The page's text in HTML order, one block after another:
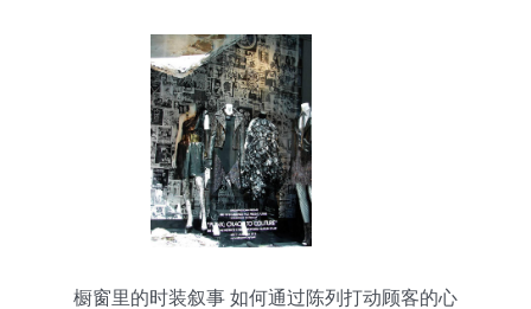
橱窗里的时装叙事 如何通过陈列打动顾客的心